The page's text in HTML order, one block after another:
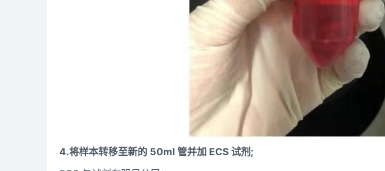
4.将样本转移至新的 50ml 管并加 ECS 试剂;